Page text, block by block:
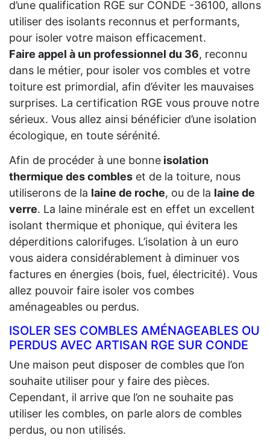
d’une qualification RGE sur CONDE -36100, allons
utiliser des isolants reconnus et performants,
pour isoler votre maison efficacement.
Faire appel à un professionnel du 36, reconnu
dans le métier, pour isoler vos combles et votre
toiture est primordial, afin d’éviter les mauvaises
surprises. La certification RGE vous prouve notre
sérieux. Vous allez ainsi bénéficier d’une isolation
écologique, en toute sérénité.
Afin de procéder à une bonne isolation
thermique des combles et de la toiture, nous
utiliserons de la laine de roche, ou de la laine de
verre. La laine minérale est en effet un excellent
isolant thermique et phonique, qui évitera les
déperditions calorifuges. L’isolation à un euro
vous aidera considérablement à diminuer vos
factures en énergies (bois, fuel, électricité). Vous
allez pouvoir faire isoler vos combes
aménageables ou perdus.
ISOLER SES COMBLES AMÉNAGEABLES OU
PERDUS AVEC ARTISAN RGE SUR CONDE
Une maison peut disposer de combles que l’on
souhaite utiliser pour y faire des pièces.
Cependant, il arrive que l’on ne souhaite pas
utiliser les combles, on parle alors de combles
perdus, ou non utilisés.